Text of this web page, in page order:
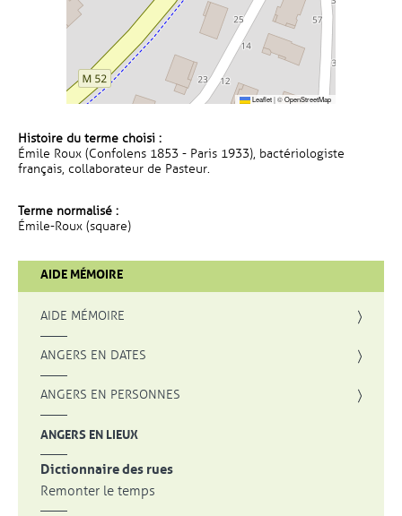
Leaflet|©OpenStreetMap
Histoire du terme choisi :
Émile Roux (Confolens 1853 - Paris 1933), bactériologiste
français, collaborateur de Pasteur.
Terme normalisé :
Émile-Roux (square)
AIDE MÉMOIRE
AIDE MÉMOIRE
ANGERS EN DATES
ANGERS EN PERSONNES
ANGERS EN LIEUX
Dictionnaire des rues
Remonter le temps